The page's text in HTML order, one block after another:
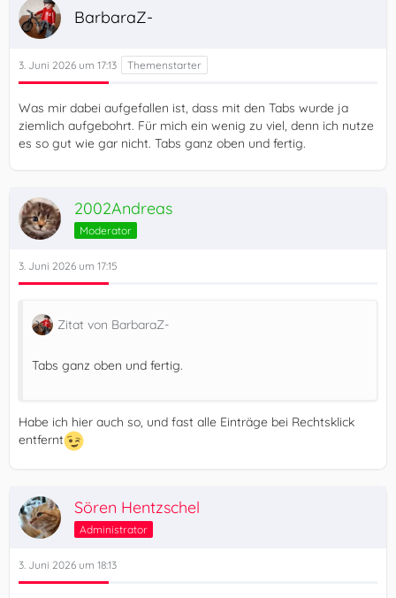
BarbaraZ-
3. Juni 2026 um 17:13
Was mir dabei aufgefallen ist, dass mit den Tabs wurde ja
ziemlich aufgebohrt. Für mich ein wenig zu viel, denn ich nutze
es so gut wie gar nicht. Tabs ganz oben und fertig.
2002Andreas
Moderator
3. Juni 2026 um 17:15
Zitat von BarbaraZ-
Tabs ganz oben und fertig.
Habe ich hier auch so, und fast alle Einträge bei Rechtsklick
entfernt
Sören Hentzschel
Administrator
3. Juni 2026 um 18:13